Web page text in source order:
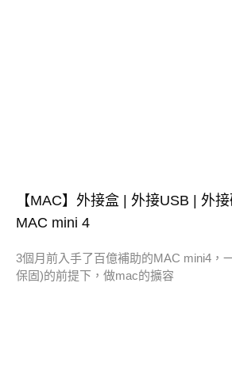
【MAC】外接盒 | 外接USB | 外
MAC mini 4
3個月前入手了百億補助的MAC mini4，
保固)的前提下，做mac的擴容